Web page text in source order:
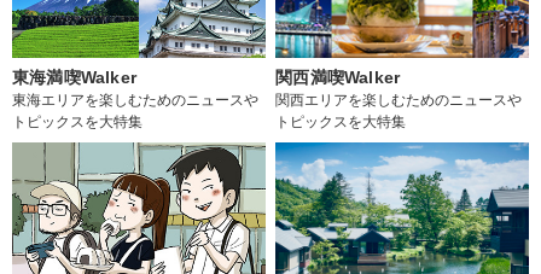
東海満喫Walker
東海エリアを楽しむためのニュースや
トピックスを大特集
関西満喫Walker
関西エリアを楽しむためのニュースや
トピックスを大特集